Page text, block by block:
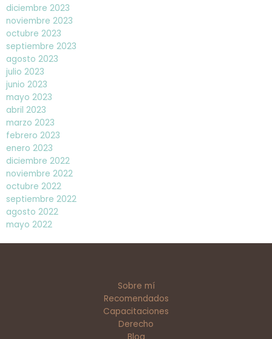
diciembre 2023
noviembre 2023
octubre 2023
septiembre 2023
agosto 2023
julio 2023
junio 2023
mayo 2023
abril 2023
marzo 2023
febrero 2023
enero 2023
diciembre 2022
noviembre 2022
octubre 2022
septiembre 2022
agosto 2022
mayo 2022
Sobre mí
Recomendados
Capacitaciones
Derecho